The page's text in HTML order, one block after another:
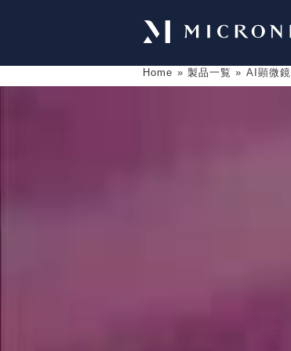
Home » 製品一覧 » AI顕微鏡